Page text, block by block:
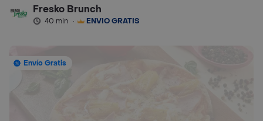
Fresko Brunch
40 min · ENVÍO GRATIS
Envío Gratis